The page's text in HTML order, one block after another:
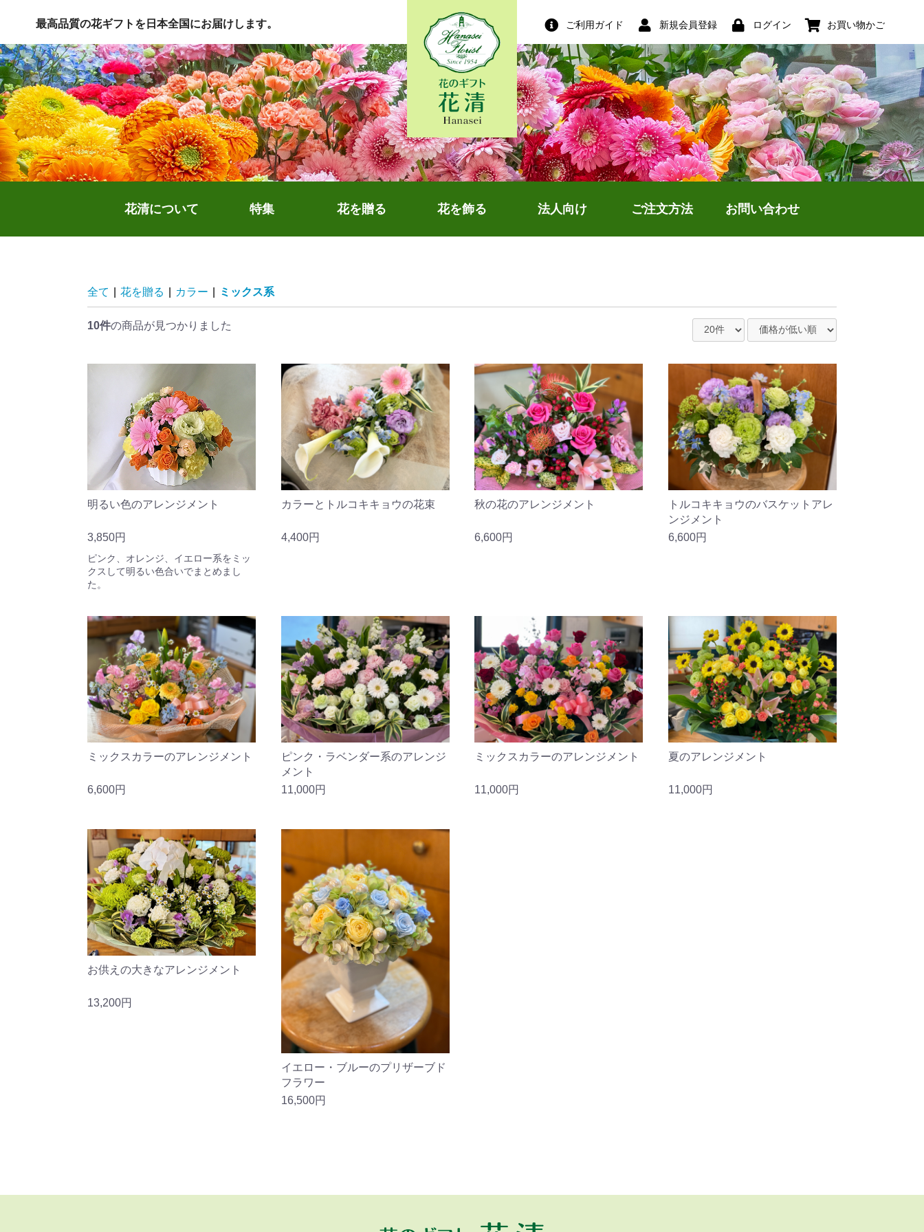
最高品質の花ギフトを日本全国にお届けします。 ご利用ガイド 新規会員登録 ログイン お買い物かご
花清について 特集 花を贈る 花を飾る 法人向け ご注文方法 お問い合わせ
全て 花を贈る カラー ミックス系
10件の商品が見つかりました
明るい色のアレンジメント
3,850円
ピンク、オレンジ、イエロー系をミッ
クスして明るい色合いでまとめまし
た。
カラーとトルコキキョウの花束
4,400円
秋の花のアレンジメント
6,600円
トルコキキョウのバスケットアレ
ンジメント
6,600円
ミックスカラーのアレンジメント
6,600円
ピンク・ラベンダー系のアレンジ
メント
11,000円
ミックスカラーのアレンジメント
11,000円
夏のアレンジメント
11,000円
お供えの大きなアレンジメント
13,200円
イエロー・ブルーのプリザーブド
フラワー
16,500円